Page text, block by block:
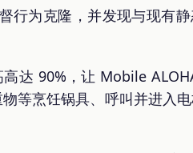
为克隆，并发现与现有
达 90%，让 Mobile
等烹饪锅具、呼叫并进入